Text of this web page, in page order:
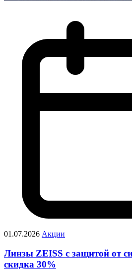
01.07.2026 Акции
Линзы ZEISS с защитой от
скидка 30%